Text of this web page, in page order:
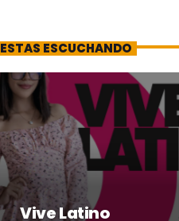
ESTAS ESCUCHANDO
Vive Latino